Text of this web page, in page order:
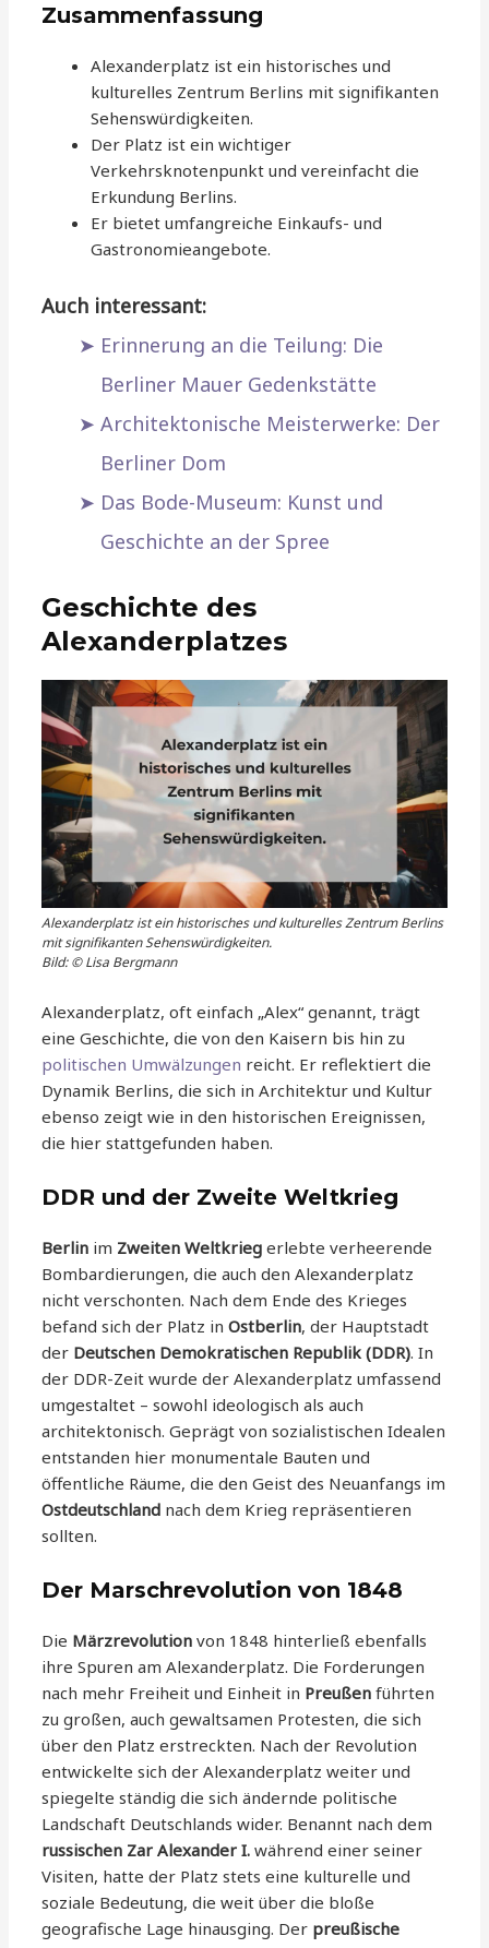
Zusammenfassung
Alexanderplatz ist ein historisches und
kulturelles Zentrum Berlins mit signifikanten
Sehenswürdigkeiten.
Der Platz ist ein wichtiger
Verkehrsknotenpunkt und vereinfacht die
Erkundung Berlins.
Er bietet umfangreiche Einkaufs- und
Gastronomieangebote.
Auch interessant:
Erinnerung an die Teilung: Die
Berliner Mauer Gedenkstätte
Architektonische Meisterwerke: Der
Berliner Dom
Das Bode-Museum: Kunst und
Geschichte an der Spree
Geschichte des
Alexanderplatzes
Alexanderplatz ist ein historisches und kulturelles Zentrum Berlins
mit signifikanten Sehenswürdigkeiten.
Bild: © Lisa Bergmann
Alexanderplatz, oft einfach „Alex“ genannt, trägt
eine Geschichte, die von den Kaisern bis hin zu
politischen Umwälzungen reicht. Er reflektiert die
Dynamik Berlins, die sich in Architektur und Kultur
ebenso zeigt wie in den historischen Ereignissen,
die hier stattgefunden haben.
DDR und der Zweite Weltkrieg
Berlin im Zweiten Weltkrieg erlebte verheerende
Bombardierungen, die auch den Alexanderplatz
nicht verschonten. Nach dem Ende des Krieges
befand sich der Platz inOstberlin, der Hauptstadt
der Deutschen Demokratischen Republik (DDR). In
der DDR-Zeit wurde der Alexanderplatz umfassend
umgestaltet – sowohl ideologisch als auch
architektonisch. Geprägt von sozialistischen Idealen
entstanden hier monumentale Bauten und
öffentliche Räume, die den Geist des Neuanfangs im
Ostdeutschland nach dem Krieg repräsentieren
sollten.
Der Marschrevolution von 1848
Die Märzrevolution von 1848 hinterließ ebenfalls
ihre Spuren am Alexanderplatz. Die Forderungen
nach mehr Freiheit und Einheit in Preußen führten
zu großen, auch gewaltsamen Protesten, die sich
über den Platz erstreckten. Nach der Revolution
entwickelte sich der Alexanderplatz weiter und
spiegelte ständig die sich ändernde politische
Landschaft Deutschlands wider. Benannt nach dem
russischen Zar Alexander I. während einer seiner
Visiten, hatte der Platz stets eine kulturelle und
soziale Bedeutung, die weit über die bloße
geografische Lage hinausging. Der preußische